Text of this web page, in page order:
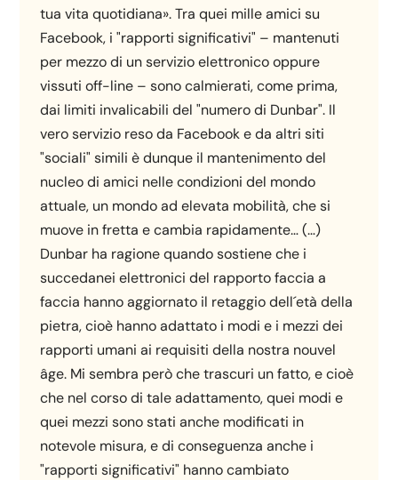
tua vita quotidiana». Tra quei mille amici su
Facebook, i "rapporti significativi" – mantenuti
per mezzo di un servizio elettronico oppure
vissuti off-line – sono calmierati, come prima,
dai limiti invalicabili del "numero di Dunbar". Il
vero servizio reso da Facebook e da altri siti
"sociali" simili è dunque il mantenimento del
nucleo di amici nelle condizioni del mondo
attuale, un mondo ad elevata mobilità, che si
muove in fretta e cambia rapidamente… (…)
Dunbar ha ragione quando sostiene che i
succedanei elettronici del rapporto faccia a
faccia hanno aggiornato il retaggio dell´età della
pietra, cioè hanno adattato i modi e i mezzi dei
rapporti umani ai requisiti della nostra nouvel
âge. Mi sembra però che trascuri un fatto, e cioè
che nel corso di tale adattamento, quei modi e
quei mezzi sono stati anche modificati in
notevole misura, e di conseguenza anche i
"rapporti significativi" hanno cambiato